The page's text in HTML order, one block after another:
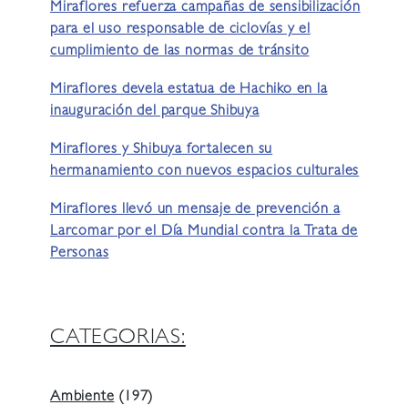
Miraflores refuerza campañas de sensibilización
para el uso responsable de ciclovías y el
cumplimiento de las normas de tránsito
Miraflores devela estatua de Hachiko en la
inauguración del parque Shibuya
Miraflores y Shibuya fortalecen su
hermanamiento con nuevos espacios culturales
Miraflores llevó un mensaje de prevención a
Larcomar por el Día Mundial contra la Trata de
Personas
CATEGORIAS:
Ambiente (197)